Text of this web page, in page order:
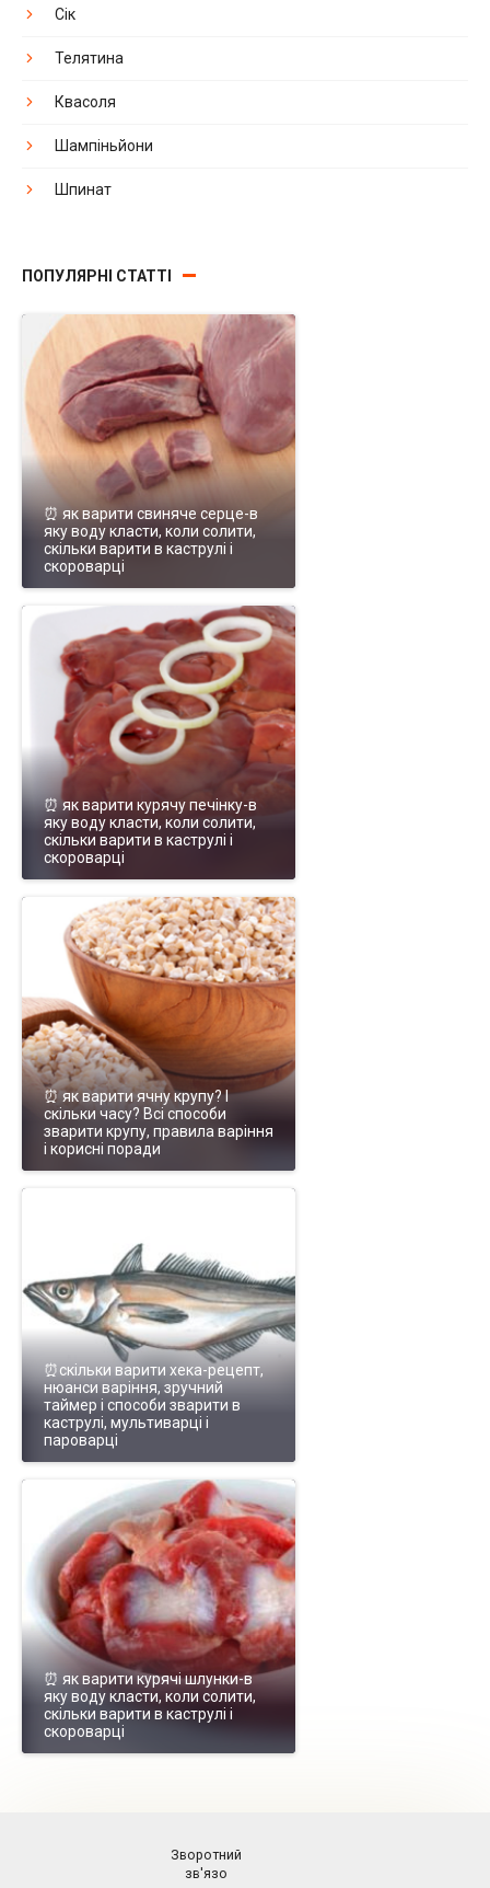
Сік
Телятина
Квасоля
Шампіньйони
Шпинат
ПОПУЛЯРНІ СТАТТІ
⏰ як варити свиняче серце-в
яку воду класти, коли солити,
скільки варити в каструлі і
скороварці
⏰ як варити курячу печінку-в
яку воду класти, коли солити,
скільки варити в каструлі і
скороварці
⏰ як варити ячну крупу? І
скільки часу? Всі способи
зварити крупу, правила варіння
і корисні поради
⏰скільки варити хека-рецепт,
нюанси варіння, зручний
таймер і способи зварити в
каструлі, мультиварці і
пароварці
⏰ як варити курячі шлунки-в
яку воду класти, коли солити,
скільки варити в каструлі і
скороварці
Зворотний
зв'язо